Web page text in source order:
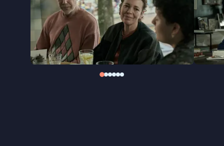
Intieme verhoudingen scherp en liefdevol
blootleggen: dat is de kracht van de Australische
regisseur Sophie Hyde. Na
Good Luck to You, Leo
Grande
, over seksualiteit en zelfontdekking op
latere leeftijd, richtJimpa
zich op een ander soort
intimiteit: familiebanden die haperen en botsen,